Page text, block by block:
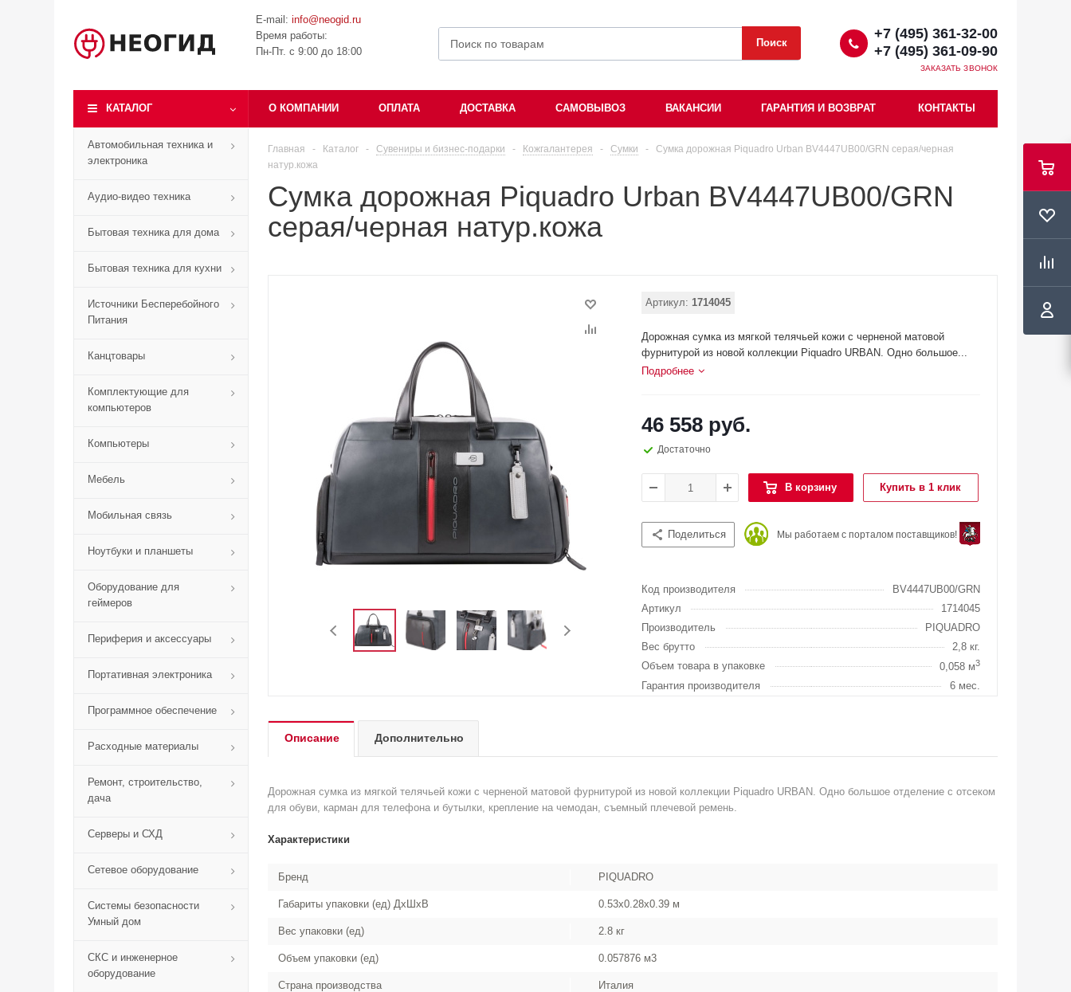
E-mail: info@neogid.ru
Время работы:
Пн-Пт. с 9:00 до 18:00
+7 (495) 361-32-00
+7 (495) 361-09-90
ЗАКАЗАТЬ ЗВОНОК
КАТАЛОГ О КОМПАНИИ ОПЛАТА ДОСТАВКА САМОВЫВОЗ ВАКАНСИИ ГАРАНТИЯ И ВОЗВРАТ КОНТАКТЫ
Автомобильная техника и
электроника
Аудио-видео техника
Бытовая техника для дома
Бытовая техника для кухни
Источники Бесперебойного
Питания
Канцтовары
Комплектующие для
компьютеров
Компьютеры
Мебель
Мобильная связь
Ноутбуки и планшеты
Оборудование для
геймеров
Периферия и аксессуары
Портативная электроника
Программное обеспечение
Расходные материалы
Ремонт, строительство,
дача
Серверы и СХД
Сетевое оборудование
Системы безопасности
Умный дом
СКС и инженерное
оборудование
Главная - Каталог - Сувениры и бизнес-подарки - Кожгалантерея - Сумки -
Сумка дорожная Piquadro Urban BV4447UB00/GRN серая/черная
натур.кожа
Сумка дорожная Piquadro Urban BV4447UB00/GRN
серая/черная натур.кожа
Артикул: 1714045
Дорожная сумка из мягкой телячьей кожи с черненой матовой
фурнитурой из новой коллекции Piquadro URBAN. Одно большое...
Подробнее
46 558 руб.
Достаточно
В корзину Купить в 1 клик
Поделиться Мы работаем с порталом поставщиков!
Код производителя
BV4447UB00/GRN
Артикул
1714045
Производитель
PIQUADRO
Вес брутто
2,8 кг.
Объем товара в упаковке
0,058 м3
Гарантия производителя 6 мес.
Описание Дополнительно
Дорожная сумка из мягкой телячьей кожи с черненой матовой фурнитурой из новой коллекции Piquadro URBAN. Одно большое отделение с отсеком
для обуви, карман для телефона и бутылки, крепление на чемодан, съемный плечевой ремень.
Характеристики
Бренд PIQUADRO
Габариты упаковки (ед) ДхШхВ 0.53x0.28x0.39 м
Вес упаковки (ед) 2.8 кг
Объем упаковки (ед) 0.057876 м3
Страна производства Италия